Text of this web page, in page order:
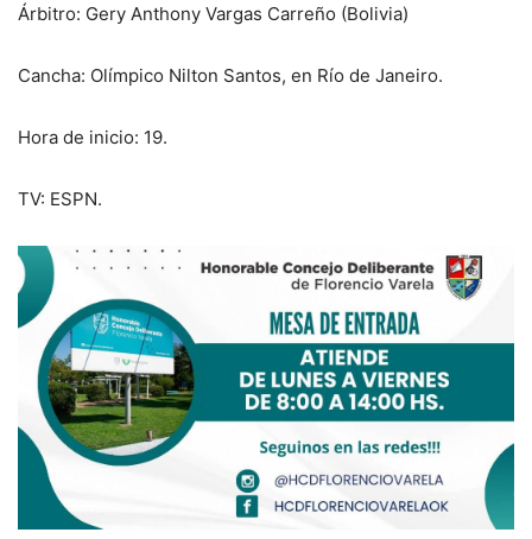
Árbitro: Gery Anthony Vargas Carreño (Bolivia)
Cancha: Olímpico Nilton Santos, en Río de Janeiro.
Hora de inicio: 19.
TV: ESPN.